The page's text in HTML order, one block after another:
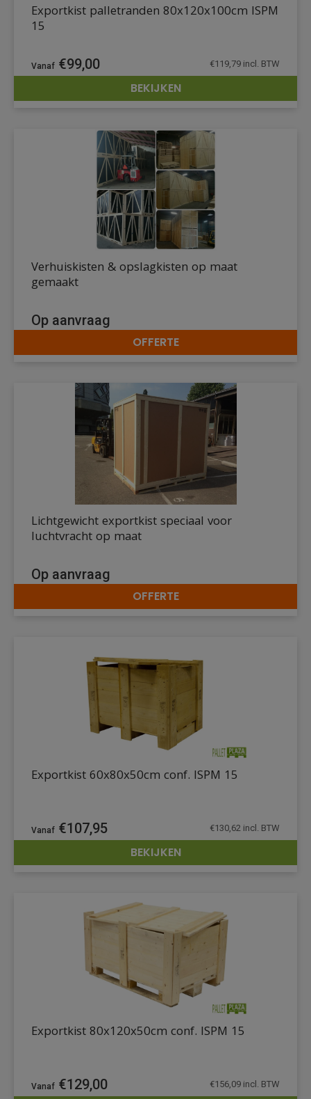
DETAILS
Exportkist palletranden 80x120x100cm ISPM
15
€99,00 €119,79 incl. BTW
BEKIJKEN
DETAILS
Verhuiskisten & opslagkisten op maat
gemaakt
Op aanvraag
OFFERTE
DETAILS
Lichtgewicht exportkist speciaal voor
luchtvracht op maat
Op aanvraag
OFFERTE
DETAILS
Exportkist 60x80x50cm conf. ISPM 15
€107,95 €130,62 incl. BTW
BEKIJKEN
Exportkist 80x120x50cm conf. ISPM 15
€129,00 €156,09 incl. BTW